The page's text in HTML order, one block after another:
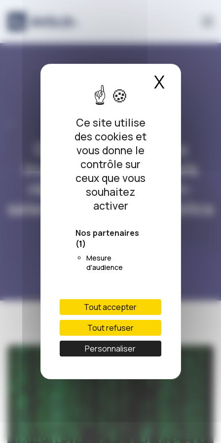
Panneau de gestion des cookies
Ce site utilise
des cookies et
vous donne le
contrôle sur
ceux que vous
souhaitez
activer
Nos partenaires
(1)
Mesure
d'audience
Tout accepter
Tout refuser
Personnaliser
X
DROIT DE LA PROPRIÉTÉ
INTELLECTUELLE/NUMÉRIQUE
Quels droits sur les
inventions et logiciels
réalisés par des non-
salariés ou agents publics
?
11/05/2022